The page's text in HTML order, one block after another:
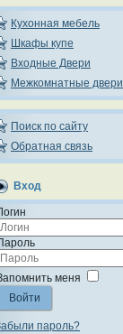
Кухонная мебель
Шкафы купе
Входные Двери
Межкомнатные двери
Поиск по сайту
Обратная связь
Вход
меня
Войти
пароль?